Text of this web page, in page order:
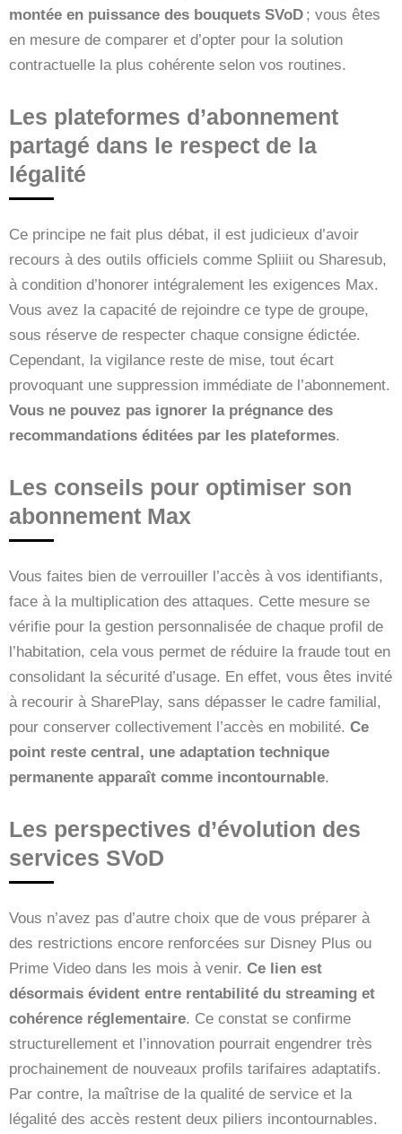
montée en puissance des bouquets SVoD ; vous êtes
en mesure de comparer et d’opter pour la solution
contractuelle la plus cohérente selon vos routines.
Les plateformes d’abonnement
partagé dans le respect de la
légalité
Ce principe ne fait plus débat, il est judicieux d’avoir
recours à des outils officiels comme Spliiit ou Sharesub,
à condition d’honorer intégralement les exigences Max.
Vous avez la capacité de rejoindre ce type de groupe,
sous réserve de respecter chaque consigne édictée.
Cependant, la vigilance reste de mise, tout écart
provoquant une suppression immédiate de l’abonnement.
Vous ne pouvez pas ignorer la prégnance des
recommandations éditées par les plateformes.
Les conseils pour optimiser son
abonnement Max
Vous faites bien de verrouiller l’accès à vos identifiants,
face à la multiplication des attaques. Cette mesure se
vérifie pour la gestion personnalisée de chaque profil de
l’habitation, cela vous permet de réduire la fraude tout en
consolidant la sécurité d’usage. En effet, vous êtes invité
à recourir à SharePlay, sans dépasser le cadre familial,
pour conserver collectivement l’accès en mobilité. Ce
point reste central, une adaptation technique
permanente apparaît comme incontournable.
Les perspectives d’évolution des
services SVoD
Vous n’avez pas d’autre choix que de vous préparer à
des restrictions encore renforcées sur Disney Plus ou
Prime Video dans les mois à venir. Ce lien est
désormais évident entre rentabilité du streaming et
cohérence réglementaire. Ce constat se confirme
structurellement et l’innovation pourrait engendrer très
prochainement de nouveaux profils tarifaires adaptatifs.
Par contre, la maîtrise de la qualité de service et la
légalité des accès restent deux piliers incontournables.